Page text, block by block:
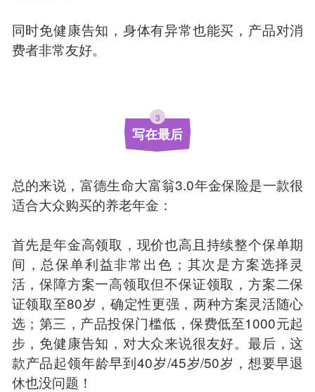
同时免健康告知，身体有异常也能买，产品对消
费者非常友好。
3
写在最后
总的来说，富德生命大富翁3.0年金保险是一款很
适合大众购买的养老年金：
首先是年金高领取，现价也高且持续整个保单期
间，总保单利益非常出色；其次是方案选择灵
活，保障方案一高领取但不保证领取，方案二保
证领取至80岁，确定性更强，两种方案灵活随心
选；第三，产品投保门槛低，保费低至1000元起
步，免健康告知，对大众来说很友好。最后，这
款产品起领年龄早到40岁/45岁/50岁，想要早退
休也没问题！